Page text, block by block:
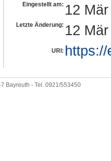
Eingestellt am: 12
Letzte Änderung: 12
URI:
Bayreuth - Tel. 0921/553450